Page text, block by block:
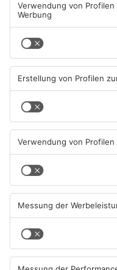
Diese Maislabyrinthe im
Primaveraland haben schon
geöffnet
08.08.2026, 09:45 UHR IN
PRIMAVERALAND
Beobachtungsflüge im
Primaveraland wegen
Waldbrandgefahr